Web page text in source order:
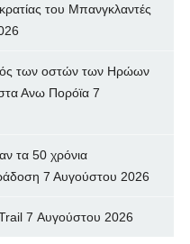
του Μπανγκλαντές
των oστών των Ηρώων
Ανω Πορόϊα 7
τα 50 χρόνια
7 Αυγούστου 2026
7 Αυγούστου 2026